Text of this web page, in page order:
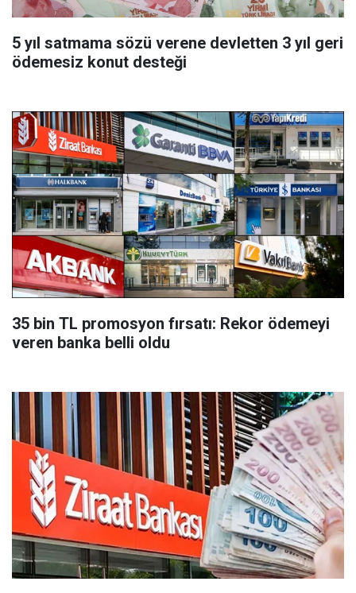
5 yıl satmama sözü verene devletten 3 yıl geri
ödemesiz konut desteği
35 bin TL promosyon fırsatı: Rekor ödemeyi
veren banka belli oldu